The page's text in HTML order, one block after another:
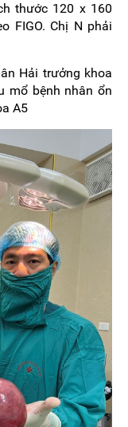
thước 120 x 160
FIGO. Chị N phải
Hải trưởng khoa
mổ bệnh nhân ổn
A5